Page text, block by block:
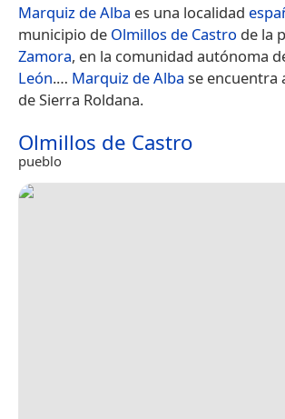
Marquiz de Alba es una localidad
municipio de Olmillos de Castro de la
Zamora, en la comunidad autónoma
León.​… Marquiz de Alba se encuentra
de Sierra Roldana.
Olmillos de Castro
pueblo